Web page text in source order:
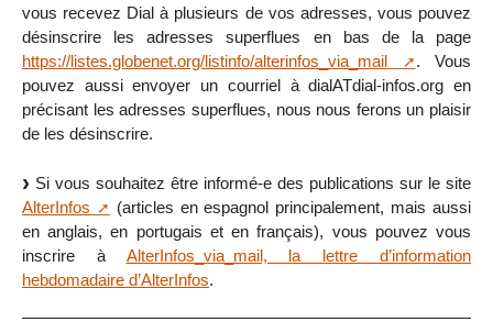
vous recevez Dial à plusieurs de vos adresses, vous pouvez
désinscrire les adresses superflues en bas de la page
https://listes.globenet.org/listinfo/alterinfos_via_mail
. Vous
pouvez aussi envoyer un courriel à dialATdial-infos.org en
précisant les adresses superflues, nous nous ferons un plaisir
de les désinscrire.
Si vous souhaitez être informé-e des publications sur le site
AlterInfos
(articles en espagnol principalement, mais aussi
en anglais, en portugais et en français), vous pouvez vous
inscrire à AlterInfos_via_mail, la lettre d’information
hebdomadaire d’AlterInfos.